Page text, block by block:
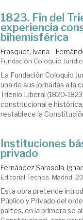
1823. Fin del
experiencia
bihemisférica
Frasquet, Ivana
Fundación Coloquio
La Fundación Coloquio
una de sus jornadas a la
Trienio Liberal (1820-
constitucional e
restablece la
Instituciones
privado
Fernández Sarasola,
Editorial Tecnos. Madrid,
Esta obra pretende
Público y Privado del
partes, en la primera se